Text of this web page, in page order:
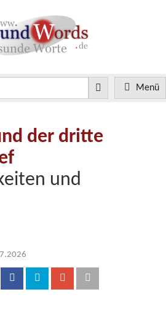
Menü
der dritte
und